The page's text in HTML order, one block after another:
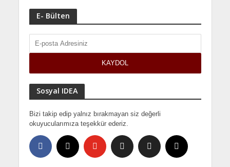
E- Bülten
Sosyal IDEA
Bizi takip edip yalnız bırakmayan siz değerli
okuyucularımıza teşekkür ederiz.